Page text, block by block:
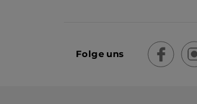
Folge uns